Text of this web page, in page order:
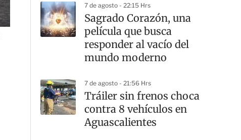
7 de agosto - 22:15 Hrs
Sagrado Corazón, una
película que busca
responder al vacío del
mundo moderno
7 de agosto - 21:56 Hrs
Tráiler sin frenos choca
contra 8 vehículos en
Aguascalientes